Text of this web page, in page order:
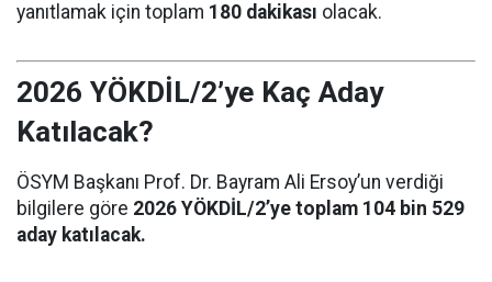
yanıtlamak için toplam 180 dakikası olacak.
2026 YÖKDİL/2’ye Kaç Aday
Katılacak?
ÖSYM Başkanı Prof. Dr. Bayram Ali Ersoy’un verdiği
bilgilere göre 2026 YÖKDİL/2’ye toplam 104 bin 529
aday katılacak.